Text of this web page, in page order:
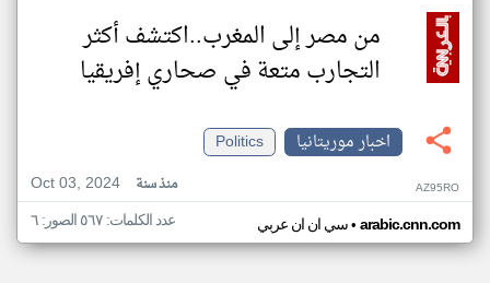
من مصر إلى المغرب..اكتشف أكثر
التجارب متعة في صحاري إفريقيا
اخبار موريتانيا
Politics
Oct 03, 2024
منذ سنة AZ95RO
سي ان ان عربي• arabic.cnn.com عدد الكلمات: ٥٦٧ الصور: ٦